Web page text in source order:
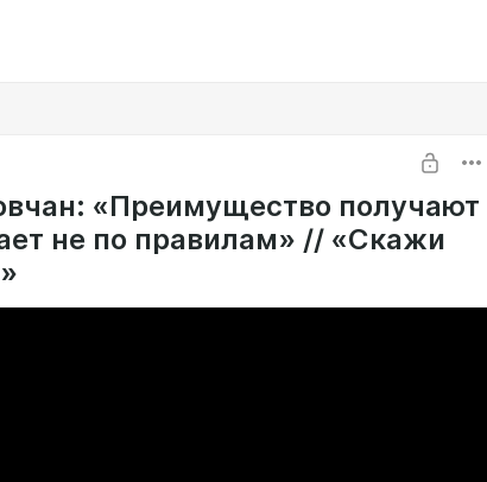
«Преимущество получают
не по правилам» // «Скажи